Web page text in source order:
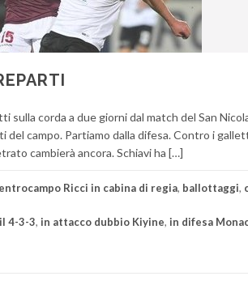
sulla corda a due giorni dal match del San
campo. Partiamo dalla difesa. Contro i
cambierà ancora. Schiavi ha […]
Ricci in cabina di regia, ballottaggi,
4-3-3, in attacco dubbio Kiyine, in difesa